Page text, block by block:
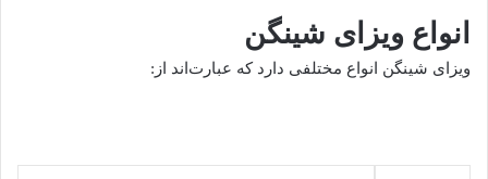
انواع ویزای شینگن
ویزای شینگن انواع مختلفی دارد که عبارت‌اند از: